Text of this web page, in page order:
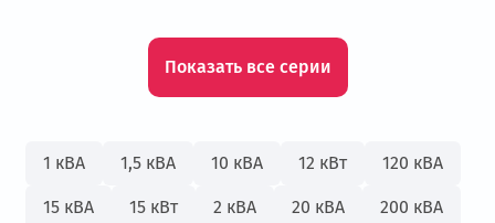
Показать все серии
1 кВА 1,5 кВА 10 кВА 12 кВт 120 кВА
15 кВА 15 кВт 2 кВА 20 кВА 200 кВА